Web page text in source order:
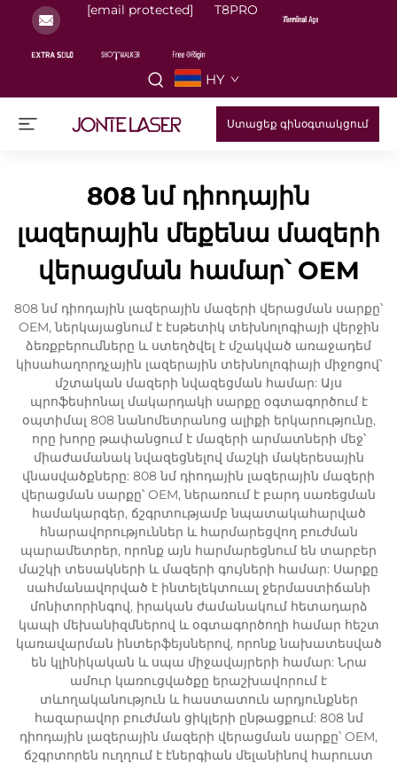
[email protected] T8PRO
HY
Ստացեք գինօգտակցում
808 նմ դիոդային
լազերային մեքենա մազերի
վերացման համար՝ OEM
808 նմ դիոդային լազերային մազերի վերացման սարքը՝
OEM, ներկայացնում է էսթետիկ տեխնոլոգիայի վերջին
ձեռքբերումները և ստեղծվել է մշակված առաջադեմ
կիսահաղորդչային լազերային տեխնոլոգիայի միջոցով՝
մշտական մազերի նվազեցման համար: Այս
պրոֆեսիոնալ մակարդակի սարքը օգտագործում է
օպտիմալ 808 նանոմետրանոց ալիքի երկարությունը,
որը խորը թափանցում է մազերի արմատների մեջ՝
միաժամանակ նվազեցնելով մաշկի մակերեսային
վնասվածքները: 808 նմ դիոդային լազերային մազերի
վերացման սարքը՝ OEM, ներառում է բարդ սառեցման
համակարգեր, ճշգրտությամբ նպատակահարված
հնարավորություններ և հարմարեցվող բուժման
պարամետրեր, որոնք այն հարմարեցնում են տարբեր
մաշկի տեսակների և մազերի գույների համար: Սարքը
սահմանավորված է ինտելեկտուալ ջերմաստիճանի
մոնիտորինգով, իրական ժամանակում հետադարձ
կապի մեխանիզմներով և օգտագործողի համար հեշտ
կառավարման ինտերֆեյսներով, որոնք նախատեսված
են կլինիկական և սպա միջավայրերի համար: Նրա
ամուր կառուցվածքը երաշխավորում է
տևողականություն և հաստատուն արդյունքներ
հազարավոր բուժման ցիկլերի ընթացքում: 808 նմ
դիոդային լազերային մազերի վերացման սարքը՝ OEM,
ճշգրտորեն ուղղում է էներգիան մելանինով հարուստ